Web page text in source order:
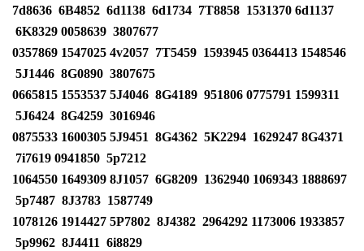
7d8636 6B4852 6d1138 6d1734 7T8858 1531370 6d1137
6K8329 0058639 3807677
0357869 1547025 4v2057 7T5459 1593945 0364413 1548546
5J1446 8G0890 3807675
0665815 1553537 5J4046 8G4189 951806 0775791 1599311
5J6424 8G4259 3016946
0875533 1600305 5J9451 8G4362 5K2294 1629247 8G4371
7i7619 0941850 5p7212
1064550 1649309 8J1057 6G8209 1362940 1069343 1888697
5p7487 8J3783 1587749
1078126 1914427 5P7802 8J4382 2964292 1173006 1933857
5p9962 8J4411 6i8829